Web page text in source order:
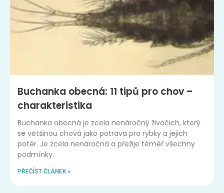
Buchanka obecná: 11 tipů pro chov –
charakteristika
Buchanka obecná je zcela nenáročný živočich, který
se většinou chová jako potrava pro rybky a jejich
potěr. Je zcela nenáročná a přežije téměř všechny
podmínky.
PŘEČÍST ČLÁNEK »